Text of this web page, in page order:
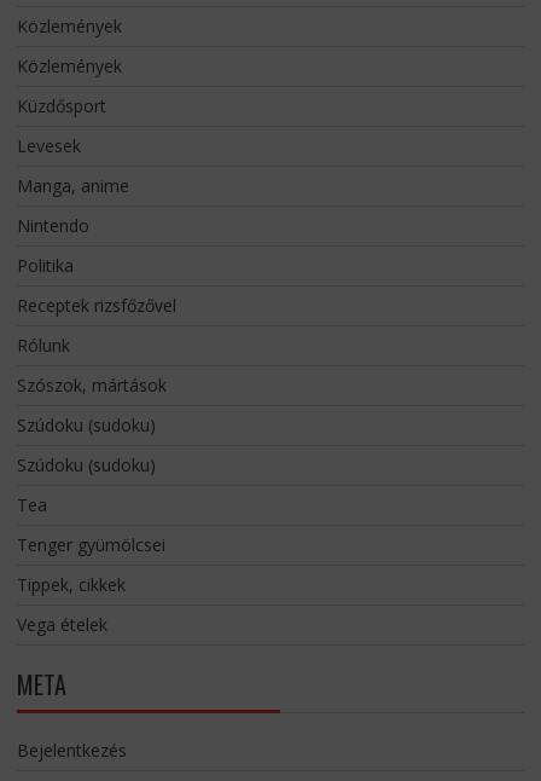
Közlemények
Közlemények
Küzdősport
Levesek
Manga, anime
Nintendo
Politika
Receptek rizsfőzővel
Rólunk
Szószok, mártások
Szúdoku (sudoku)
Szúdoku (sudoku)
Tea
Tenger gyümölcsei
Tippek, cikkek
Vega ételek
META
Bejelentkezés